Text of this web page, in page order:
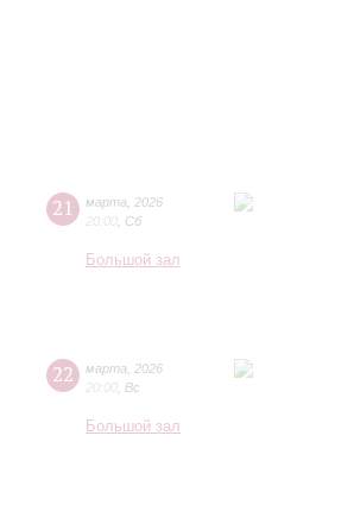
21 марта
2026
20:00 Сб
Большой зал
22 марта
2026
20:00 Вс
Большой зал